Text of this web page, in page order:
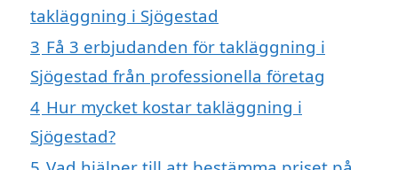
takläggning i Sjögestad
3 Få 3 erbjudanden för takläggning i
Sjögestad från professionella företag
4 Hur mycket kostar takläggning i
Sjögestad?